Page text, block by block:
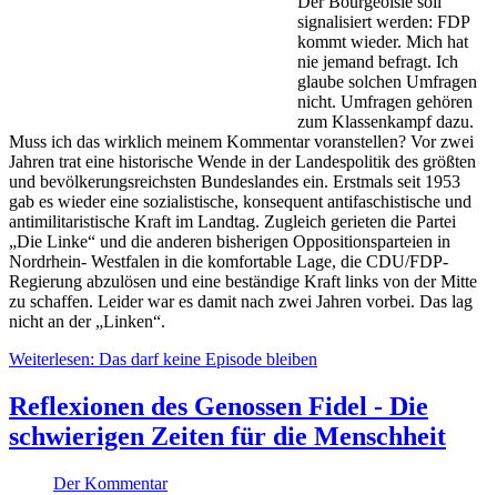
signalisiert werden: FDP
kommt wieder. Mich hat
nie jemand befragt. Ich
glaube solchen Umfragen
nicht. Umfragen gehören
zum Klassenkampf dazu.
Muss ich das wirklich meinem Kommentar voranstellen? Vor zwei
Jahren trat eine historische Wende in der Landespolitik des größten
und bevölkerungsreichsten Bundeslandes ein. Erstmals seit 1953
gab es wieder eine sozialistische, konsequent antifaschistische und
antimilitaristische Kraft im Landtag. Zugleich gerieten die Partei
„Die Linke“ und die anderen bisherigen Oppositionsparteien in
Nordrhein- Westfalen in die komfortable Lage, die CDU/FDP-
Regierung abzulösen und eine beständige Kraft links von der Mitte
zu schaffen. Leider war es damit nach zwei Jahren vorbei. Das lag
nicht an der „Linken“.
Weiterlesen: Das darf keine Episode bleiben
Reflexionen des Genossen Fidel - Die
schwierigen Zeiten für die Menschheit
Der Kommentar